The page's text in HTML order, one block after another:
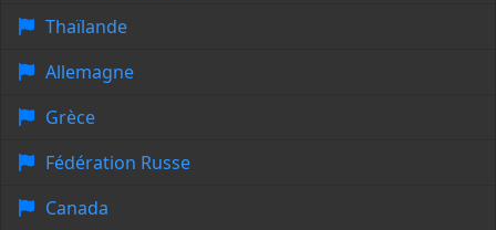
Thaïlande
Allemagne
Grèce
Fédération Russe
Canada